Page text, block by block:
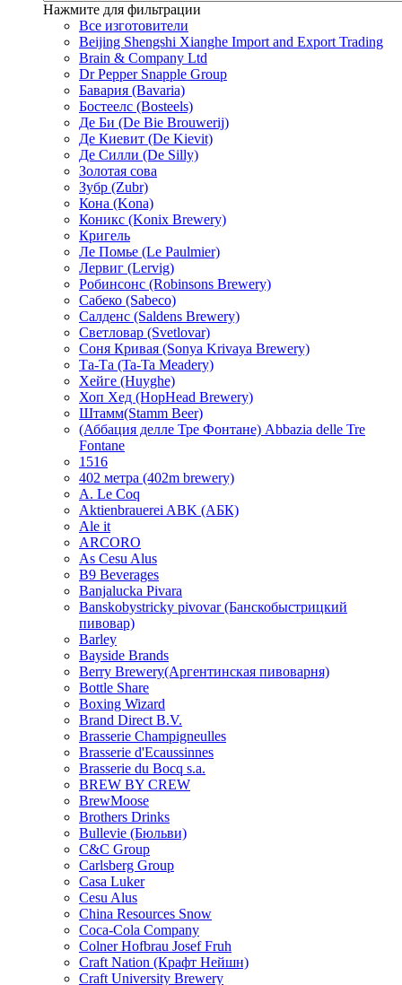
Нажмите для фильтрации
Все изготовители
Beijing Shengshi Xianghe Import and Export Trading
Brain & Company Ltd
Dr Pepper Snapple Group
Бавария (Bavaria)
Бостеелс (Bosteels)
Де Би (De Bie Brouwerij)
Де Киевит (De Kievit)
Де Силли (De Silly)
Золотая сова
Зубр (Zubr)
Кона (Kona)
Коникс (Konix Brewery)
Кригель
Ле Помье (Le Paulmier)
Лервиг (Lervig)
Робинсонс (Robinsons Brewery)
Сабеко (Sabeco)
Салденс (Saldens Brewery)
Светловар (Svetlovar)
Соня Кривая (Sonya Krivaya Brewery)
Та-Та (Ta-Ta Meadery)
Хейге (Huyghe)
Хоп Хед (HopHead Brewery)
Штамм(Stamm Beer)
(Аббация делле Тре Фонтане) Abbazia delle Tre
Fontane
1516
402 метра (402m brewery)
A. Le Coq
Aktienbrauerei ABK (АБК)
Ale it
ARCORO
As Cesu Alus
B9 Beverages
Banjalucka Pivara
Banskobystricky pivovar (Банскобыстрицкий
пивовар)
Barley
Bayside Brands
Berry Brewery(Аргентинская пивоварня)
Bottle Share
Boxing Wizard
Brand Direct B.V.
Brasserie Champigneulles
Brasserie d'Ecaussinnes
Brasserie du Bocq s.a.
BREW BY CREW
BrewMoose
Brothers Drinks
Bullevie (Бюльви)
C&C Group
Carlsberg Group
Casa Luker
Cesu Alus
China Resources Snow
Coca-Cola Company
Colner Hofbrau Josef Fruh
Craft Nation (Крафт Нейшн)
Craft University Brewery